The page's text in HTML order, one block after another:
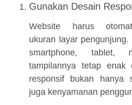
Gunakan Desain
Website harus
ukuran layar
smartphone, tablet,
tampilannya tetap enak
responsif bukan hanya
juga kenyamanan